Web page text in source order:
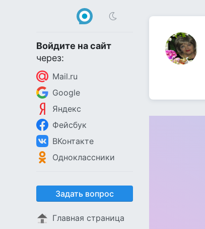
Войдите на сайт
через:
Mail.ru
Google
Яндекс
Фейсбук
ВКонтакте
Одноклассники
Задать вопрос
Главная страница